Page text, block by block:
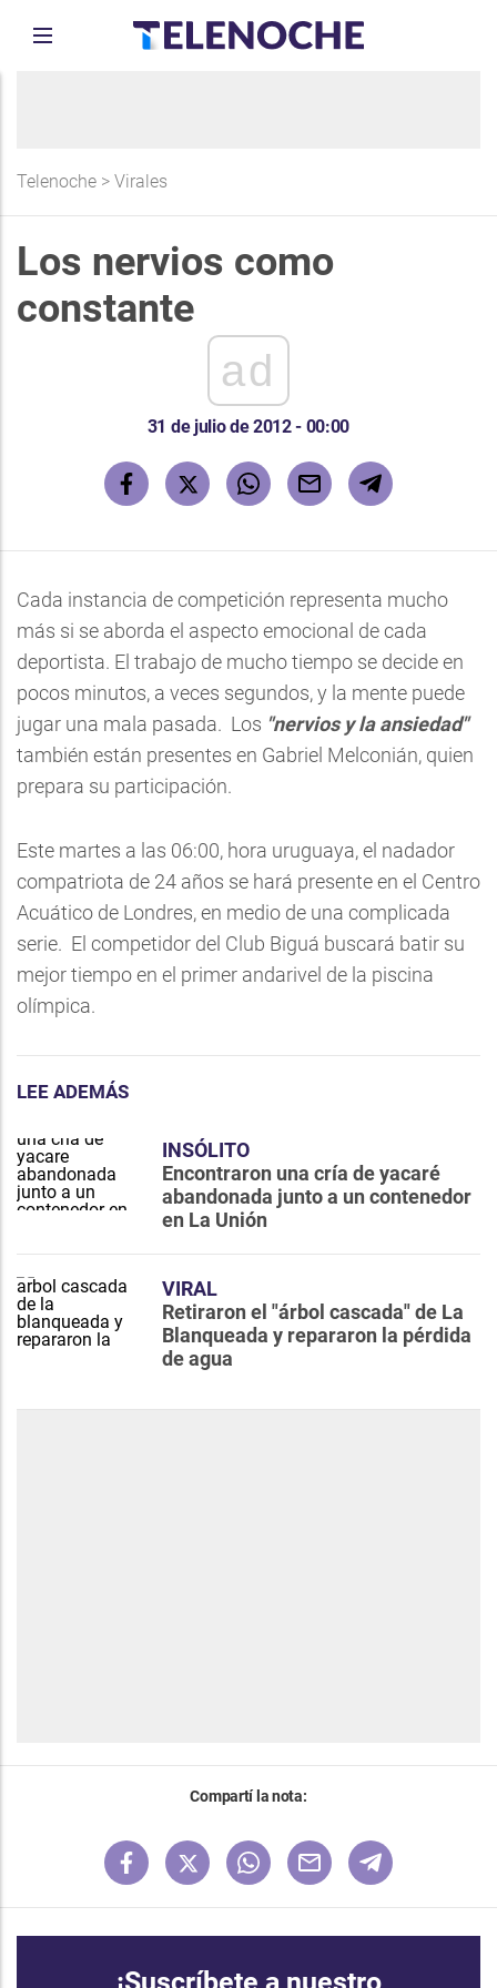
Telenoche > Virales
Los nervios como
constante
ad
31 de julio de 2012 - 00:00
Cada instancia de competición representa mucho
más si se aborda el aspecto emocional de cada
deportista. El trabajo de mucho tiempo se decide en
pocos minutos, a veces segundos, y la mente puede
jugar una mala pasada. Los "nervios y la ansiedad"
también están presentes en Gabriel Melconián, quien
prepara su participación.
Este martes a las 06:00, hora uruguaya, el nadador
compatriota de 24 años se hará presente en el Centro
Acuático de Londres, en medio de una complicada
serie. El competidor del Club Biguá buscará batir su
mejor tiempo en el primer andarivel de la piscina
olímpica.
LEE ADEMÁS
INSÓLITO
Encontraron una cría de yacaré
abandonada junto a un contenedor
en La Unión
VIRAL
Retiraron el "árbol cascada" de La
Blanqueada y repararon la pérdida
de agua
Compartí la nota: